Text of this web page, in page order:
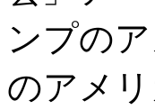
ンプの
のアメ